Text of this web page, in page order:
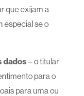
que exijam a
especial se o
dados– o titular
para o
para uma ou